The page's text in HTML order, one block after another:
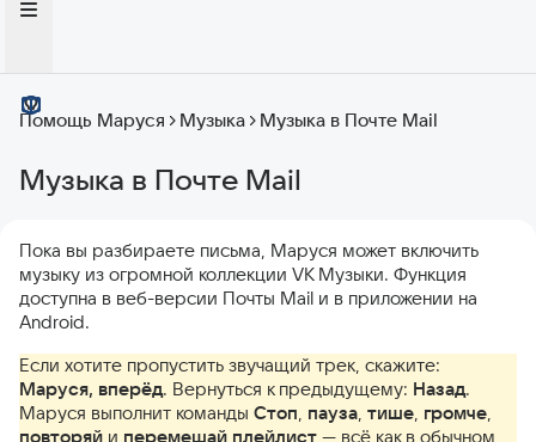
Помощь Маруся Музыка Музыка в Почте Mail
Музыка в Почте Mail
Пока вы разбираете письма, Маруся может включить
музыку из огромной коллекции VK Музыки. Функция
доступна в веб-версии Почты Mail и в приложении на
Android.
Если хотите пропустить звучащий трек, скажите:
Маруся, вперёд. Вернуться к предыдущему: Назад.
Маруся выполнит команды Стоп, пауза, тише, громче,
повторяй и перемешай плейлист — всё как в обычном